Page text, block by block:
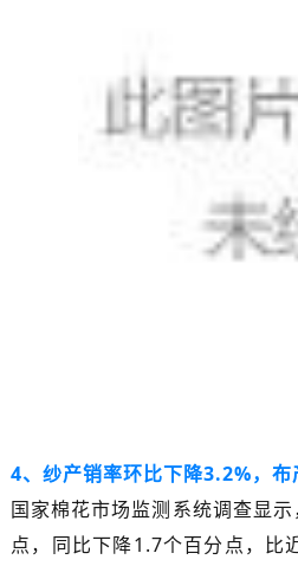
4、纱产销率环比下降3.2%，
国家棉花市场监测系统调查显
点，同比下降1.7个百分点，比